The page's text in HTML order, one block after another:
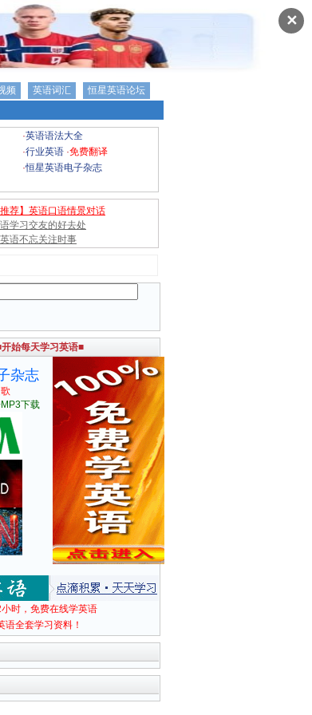
✕
频 英语词汇
恒星英语论坛
·英语语法大全
·行业英语 ·免费翻译
·恒星英语电子杂志
推荐】英语口语情景对话
学习交友的好去处
语不忘关注时事
始每天学习英语■
杂志
下载
小时，免费在线学英语
语全套学习资料！